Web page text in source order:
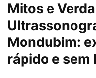
Mitos e
Mondubim:
rápido e sem